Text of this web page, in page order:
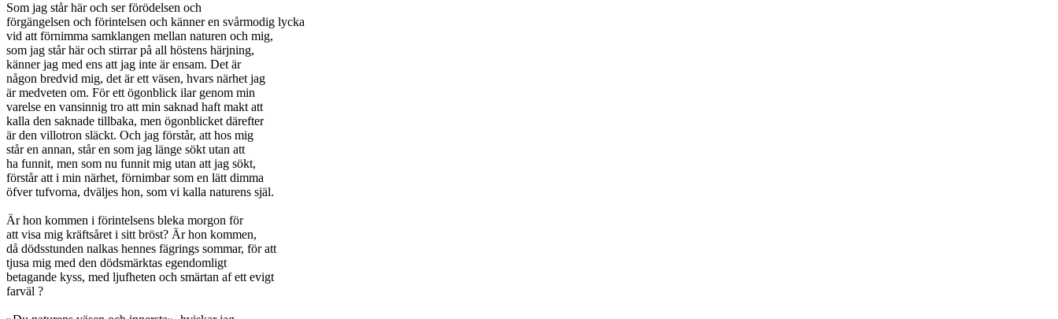
Som jag står här och ser förödelsen och
förgängelsen och förintelsen och känner en svårmodig lycka
vid att förnimma samklangen mellan naturen och mig,
som jag står här och stirrar på all höstens härjning,
känner jag med ens att jag inte är ensam. Det är
någon bredvid mig, det är ett väsen, hvars närhet jag
är medveten om. För ett ögonblick ilar genom min
varelse en vansinnig tro att min saknad haft makt att
kalla den saknade tillbaka, men ögonblicket därefter
är den villotron släckt. Och jag förstår, att hos mig
står en annan, står en som jag länge sökt utan att
ha funnit, men som nu funnit mig utan att jag sökt,
förstår att i min närhet, förnimbar som en lätt dimma
öfver tufvorna, dväljes hon, som vi kalla naturens själ.
Är hon kommen i förintelsens bleka morgon för
att visa mig kräftsåret i sitt bröst? Är hon kommen,
då dödsstunden nalkas hennes fägrings sommar, för att
tjusa mig med den dödsmärktas egendomligt
betagande kyss, med ljufheten och smärtan af ett evigt
farväl ?